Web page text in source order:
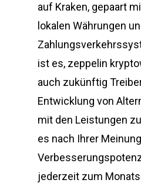
auf Kraken, gepaart
lokalen Währungen
ist es, zeppelin
auch zukünftig
Entwicklung von
mit den Leistungen
es nach Ihrer Meinung
jederzeit zum